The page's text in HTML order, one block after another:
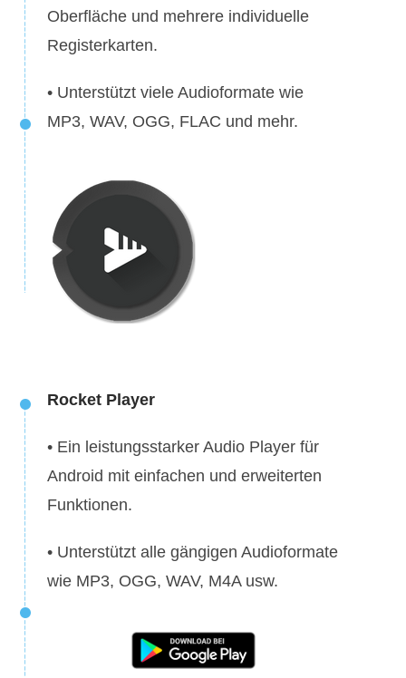
Oberfläche und mehrere individuelle
Registerkarten.
• Unterstützt viele Audioformate wie
MP3, WAV, OGG, FLAC und mehr.
Rocket Player
• Ein leistungsstarker Audio Player für
Android mit einfachen und erweiterten
Funktionen.
• Unterstützt alle gängigen Audioformate
wie MP3, OGG, WAV, M4A usw.